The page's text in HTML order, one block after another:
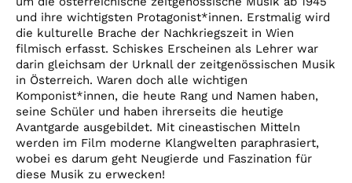
und ihre wichtigsten Protagonist*innen. Erstmalig wird
die kulturelle Brache der Nachkriegszeit in Wien
filmisch erfasst. Schiskes Erscheinen als Lehrer war
darin gleichsam der Urknall der zeitgenössischen Musik
in Österreich. Waren doch alle wichtigen
Komponist*innen, die heute Rang und Namen haben,
seine Schüler und haben ihrerseits die heutige
Avantgarde ausgebildet. Mit cineastischen Mitteln
werden im Film moderne Klangwelten paraphrasiert,
wobei es darum geht Neugierde und Faszination für
diese Musik zu erwecken!